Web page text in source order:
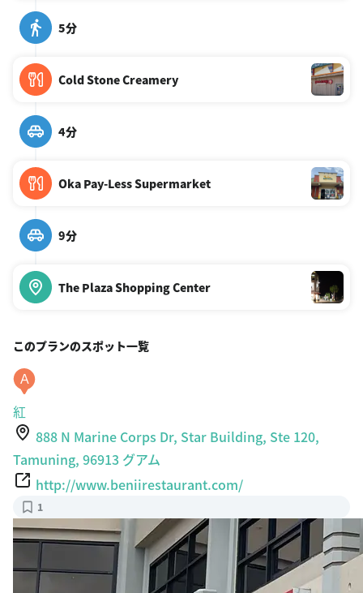
5分
Cold Stone Creamery
4分
Oka Pay-Less Supermarket
9分
The Plaza Shopping Center
このプランのスポット一覧
A
紅
888 N Marine Corps Dr, Star Building, Ste 120,
Tamuning, 96913 グアム
http://www.beniirestaurant.com/
1